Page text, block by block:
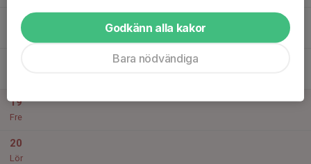
18
Tor
FYS Hälsoskaparna
Hälsoskaparna Eskilstunavägen 34
Fysträning (Strängnäs) J18
19
Fre
20
Lör
Godkänn alla kakor
Bara nödvändiga